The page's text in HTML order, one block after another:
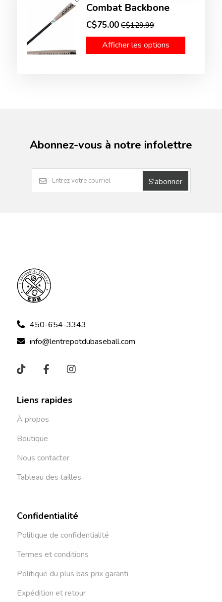
Combat Backbone
C$75.00 C$129.99
Afficher les options
Abonnez-vous à notre infolettre
S'abonner
450-654-3343
info@lentrepotdubaseball.com
Liens rapides
À propos
Boutique
Nous contacter
Tableau des tailles
Confidentialité
Politique de confidentialité
Termes et conditions
Politique du plus bas prix garanti
Expédition et retour